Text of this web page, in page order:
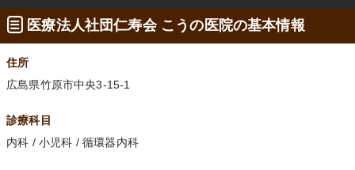
医療法人社団仁寿会 こうの医院の基本情報
住所
広島県竹原市中央3-15-1
診療科目
内科 / 小児科 / 循環器内科